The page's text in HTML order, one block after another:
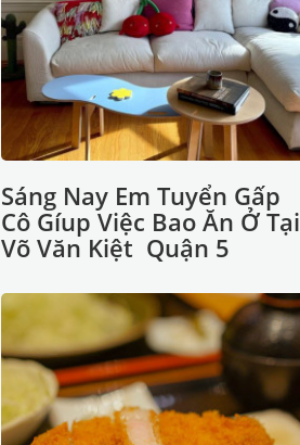
Sáng Nay Em Tuyển Gấp
Cô Gíup Việc Bao Ăn Ở Tại
Võ Văn Kiệt Quận 5